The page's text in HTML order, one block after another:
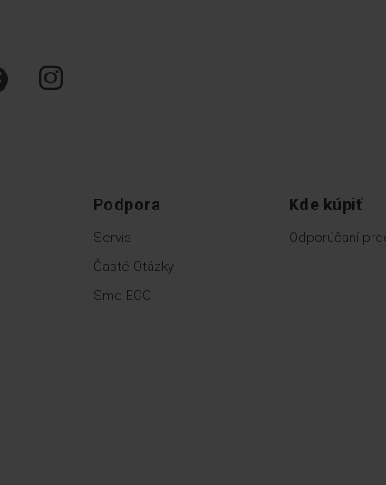
Podpora
Servis
Časté Otázky
Sme ECO
Kde kúpiť
Odporúčaní